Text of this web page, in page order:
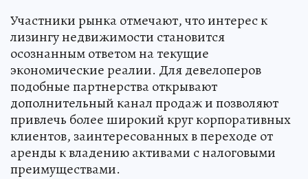
Участники рынка отмечают, что интерес к
лизингу недвижимости становится
осознанным ответом на текущие
экономические реалии. Для девелоперов
подобные партнерства открывают
дополнительный канал продаж и позволяют
привлечь более широкий круг корпоративных
клиентов, заинтересованных в переходе от
аренды к владению активами с налоговыми
преимуществами.